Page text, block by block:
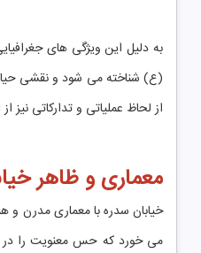
به دلیل این ویژگی های
(ع) شناخته می شود و نقشی
از لحاظ عملیاتی و تدارکاتی
معماری و ظاهر
خیابان سدره با معماری مدرن
می خورد که حس معنویت را در